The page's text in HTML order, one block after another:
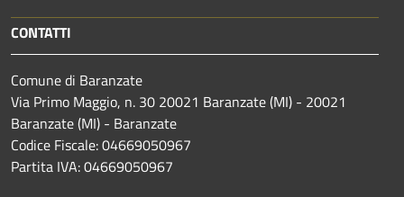
CONTATTI
Comune di Baranzate
Via Primo Maggio, n. 30 20021 Baranzate (MI) - 20021
Baranzate (MI) - Baranzate
Codice Fiscale: 04669050967
Partita IVA: 04669050967